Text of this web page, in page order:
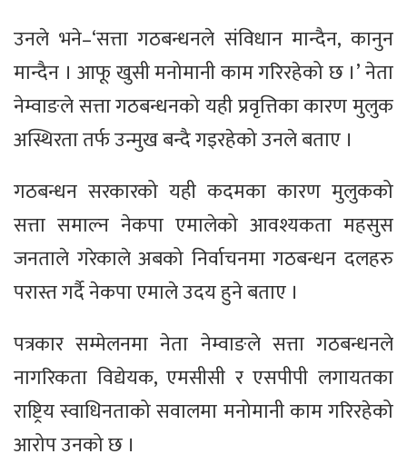
उनले भने–‘सत्ता गठबन्धनले संविधान मान्दैन, कानुन
मान्दैन । आफू खुसी मनोमानी काम गरिरहेको छ ।’ नेता
नेम्वाङले सत्ता गठबन्धनको यही प्रवृत्तिका कारण मुलुक
अस्थिरता तर्फ उन्मुख बन्दै गइरहेको उनले बताए ।
गठबन्धन सरकारको यही कदमका कारण मुलुकको
सत्ता समाल्न नेकपा एमालेको आवश्यकता महसुस
जनताले गरेकाले अबको निर्वाचनमा गठबन्धन दलहरु
परास्त गर्दै नेकपा एमाले उदय हुने बताए ।
पत्रकार सम्मेलनमा नेता नेम्वाङले सत्ता गठबन्धनले
नागरिकता विद्येयक, एमसीसी र एसपीपी लगायतका
राष्ट्रिय स्वाधिनताको सवालमा मनोमानी काम गरिरहेको
आरोप उनको छ ।